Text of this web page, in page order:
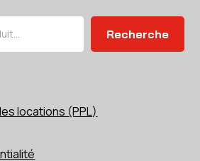
Recherche
locations (PPL)